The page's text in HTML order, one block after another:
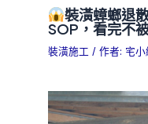
裝潢蟑螂退
SOP，看完不
裝潢施工 / 作者: 宅小